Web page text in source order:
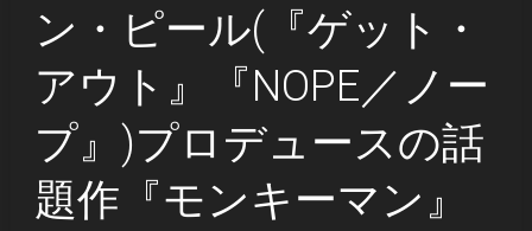
ン・ピール(『ゲット・
アウト』『NOPE／ノー
プ』)プロデュースの話
題作『モンキーマン』